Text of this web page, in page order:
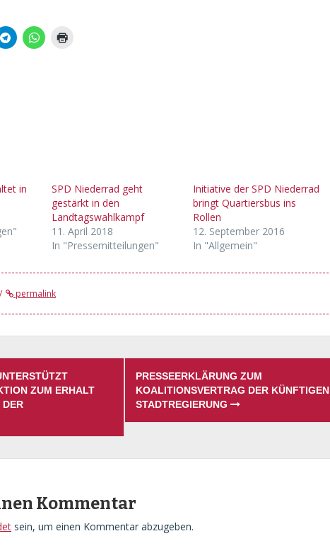
in
SPD Niederrad geht
gestärkt in den
Landtagswahlkampf
11. April 2018
In "Pressemitteilungen"
Initiative der SPD Niederrad
bringt Quartiersbus ins
Rollen
12. September 2016
In "Allgemein"
permalink
ZUM ERHALT
S
PRESSEERKLÄRUNG ZUM
KOALITIONSVERTRAG DER KÜNFTIGEN
STADTREGIERUNG
Kommentar
sein, um einen Kommentar abzugeben.